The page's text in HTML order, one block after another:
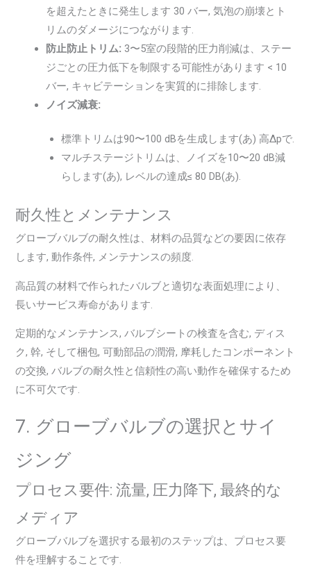
を超えたときに発生します 30 バー, 気泡の崩壊とト
リムのダメージにつながります.
防止防止トリム: 3〜5室の段階的圧力削減は、ステー
ジごとの圧力低下を制限する可能性があります < 10
バー, キャビテーションを実質的に排除します.
ノイズ減衰:
標準トリムは90〜100 dBを生成します(あ) 高Δpで.
マルチステージトリムは、ノイズを10〜20 dB減
らします(あ), レベルの達成≤ 80 DB(あ).
耐久性とメンテナンス
グローブバルブの耐久性は、材料の品質などの要因に依存
します, 動作条件, メンテナンスの頻度.
高品質の材料で作られたバルブと適切な表面処理により、
長いサービス寿命があります.
定期的なメンテナンス, バルブシートの検査を含む, ディス
ク, 幹, そして梱包, 可動部品の潤滑, 摩耗したコンポーネント
の交換, バルブの耐久性と信頼性の高い動作を確保するため
に不可欠です.
7. グローブバルブの選択とサイ
ジング
プロセス要件: 流量, 圧力降下, 最終的な
メディア
グローブバルブを選択する最初のステップは、プロセス要
件を理解することです.